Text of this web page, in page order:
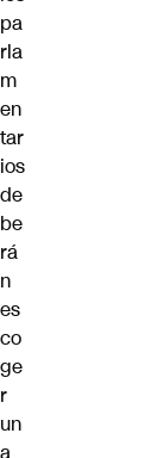
pa
rla
m
en
tar
ios
de
be
rá
n
es
co
ge
r
un